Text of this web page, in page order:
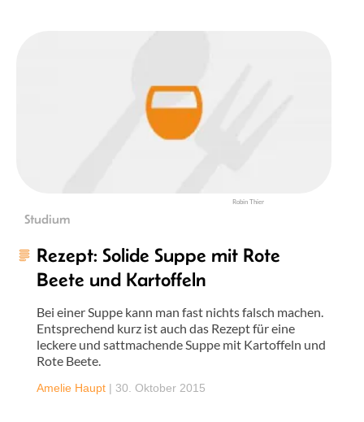
Robin Thier
Studium
Rezept: Solide Suppe mit Rote
Beete und Kartoffeln
Bei einer Suppe kann man fast nichts falsch machen.
Entsprechend kurz ist auch das Rezept für eine
leckere und sattmachende Suppe mit Kartoffeln und
Rote Beete.
Amelie Haupt | 30. Oktober 2015